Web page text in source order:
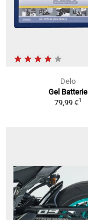
Delo
Gel Batterie
79,99 €1